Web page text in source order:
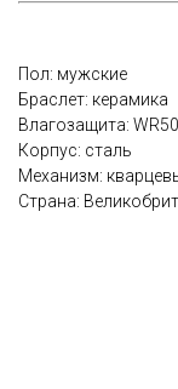
Пол: мужские
Браслет: керамика
Влагозащита: WR50
Корпус: сталь
Механизм:
Страна: